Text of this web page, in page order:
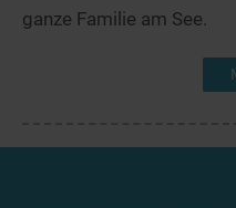
ganze Familie am See.